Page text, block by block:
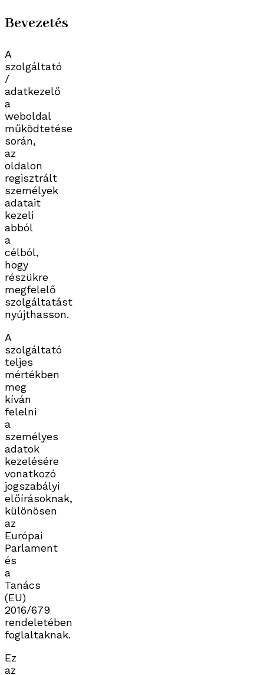
Bevezetés
A
szolgáltató
/
adatkezelő
a
weboldal
működtetése
során,
az
oldalon
regisztrált
személyek
adatait
kezeli
abból
a
célból,
hogy
részükre
megfelelő
szolgáltatást
nyújthasson.
A
szolgáltató
teljes
mértékben
meg
kíván
felelni
a
személyes
adatok
kezelésére
vonatkozó
jogszabályi
előírásoknak,
különösen
az
Európai
Parlament
és
a
Tanács
(EU)
2016/679
rendeletében
foglaltaknak.
Ez
az